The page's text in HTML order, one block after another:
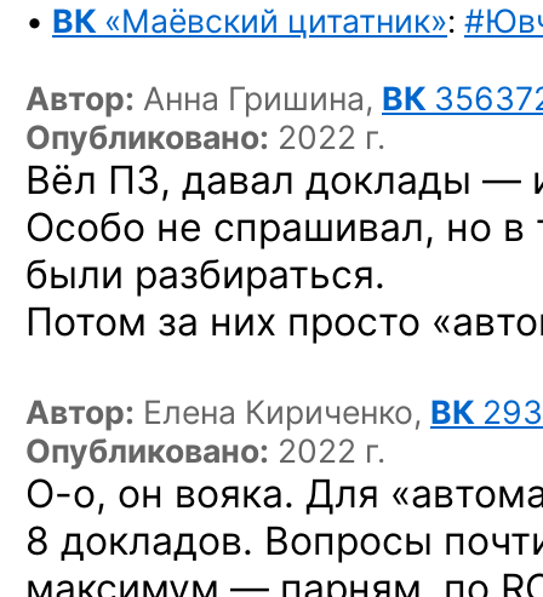
• ВК «Маёвский цитатник»:
Автор: Анна Гришина, ВК
Опубликовано: 2022 г.
Вёл ПЗ, давал доклады —
Особо не спрашивал, но
были разбираться.
Потом за них просто
Автор: Елена Кириченко, ВК
Опубликовано: 2022 г.
О-о, он вояка. Для
8 докладов. Вопросы